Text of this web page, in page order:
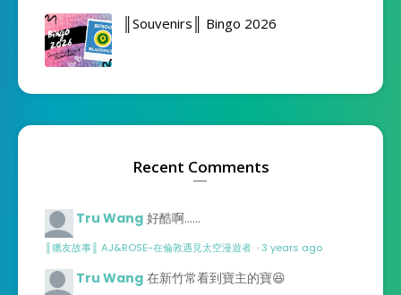
║Souvenirs║ Bingo 2026
Recent Comments
Tru Wang 好酷啊……
║獵友故事║ AJ&ROSE-在倫敦遇見太空漫遊者 ·3 years ago
Tru Wang 在新竹常看到寶主的寶😆